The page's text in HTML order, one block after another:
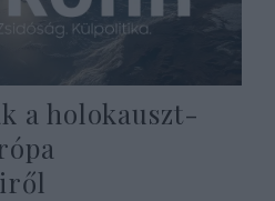
a holokauszt-